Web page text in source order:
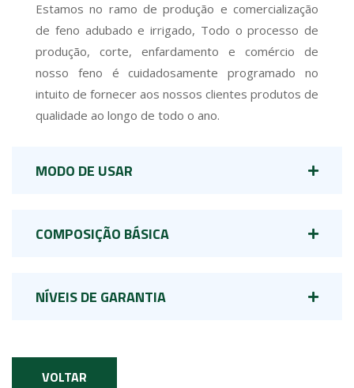
Estamos no ramo de produção e comercialização
de feno adubado e irrigado, Todo o processo de
produção, corte, enfardamento e comércio de
nosso feno é cuidadosamente programado no
intuito de fornecer aos nossos clientes produtos de
qualidade ao longo de todo o ano.
MODO DE USAR
COMPOSIÇÃO BÁSICA
NÍVEIS DE GARANTIA
VOLTAR